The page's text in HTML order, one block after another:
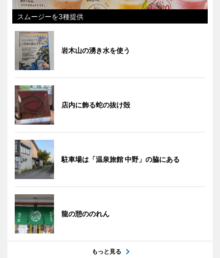
スムージーを3種提供
岩木山の湧き水を使う
店内に飾る蛇の抜け殻
駐車場は「温泉旅館 中野」の脇にある
龍の憩ののれん
もっと見る